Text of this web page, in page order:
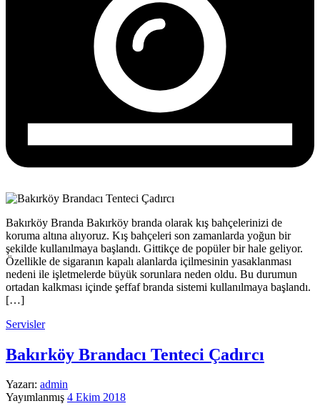
Bakırköy Branda Bakırköy branda olarak kış bahçelerinizi de
koruma altına alıyoruz. Kış bahçeleri son zamanlarda yoğun bir
şekilde kullanılmaya başlandı. Gittikçe de popüler bir hale geliyor.
Özellikle de sigaranın kapalı alanlarda içilmesinin yasaklanması
nedeni ile işletmelerde büyük sorunlara neden oldu. Bu durumun
ortadan kalkması içinde şeffaf branda sistemi kullanılmaya başlandı.
[…]
Servisler
Bakırköy Brandacı Tenteci Çadırcı
Yazarı: admin
Yayımlanmış 4 Ekim 2018